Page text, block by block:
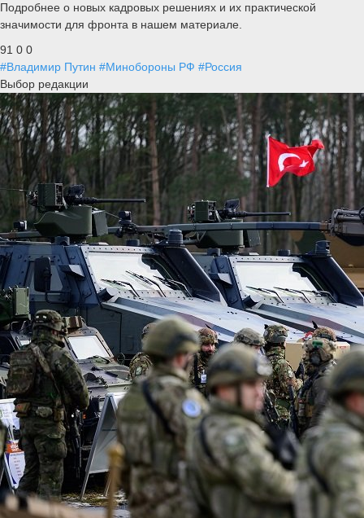
Подробнее о новых кадровых решениях и их практической
значимости для фронта в нашем материале.
91 0 0
#Владимир Путин #Минобороны РФ #Россия
Выбор редакции